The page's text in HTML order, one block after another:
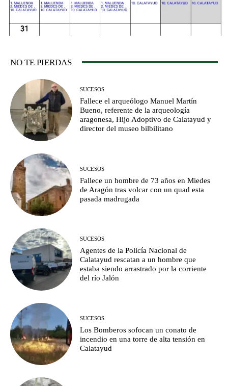
NO TE PIERDAS
SUCESOS
Fallece el arqueólogo Manuel Martín
Bueno, referente de la arqueología
aragonesa, Hijo Adoptivo de Calatayud y
director del museo bilbilitano
SUCESOS
Fallece un hombre de 73 años en Miedes
de Aragón tras volcar con un quad esta
pasada madrugada
SUCESOS
Agentes de la Policía Nacional de
Calatayud rescatan a un hombre que
estaba siendo arrastrado por la corriente
del río Jalón
SUCESOS
Los Bomberos sofocan un conato de
incendio en una torre de alta tensión en
Calatayud